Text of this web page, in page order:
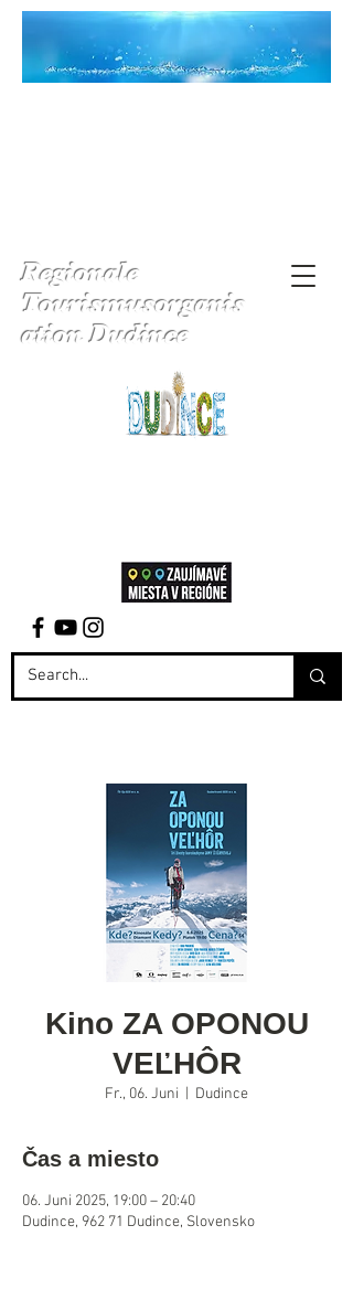
Regionale
Tourismusorganis
ation Dudince
Kino ZA OPONOU
VEĽHÔR
Fr., 06. Juni Dudince
Čas a miesto
06. Juni 2025, 19:00 – 20:40
Dudince, 962 71 Dudince, Slovensko